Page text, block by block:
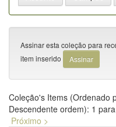
Assinar esta coleção para
item inserido
Coleção's Items (Ordenado
Descendente ordem): 1
Próximo >